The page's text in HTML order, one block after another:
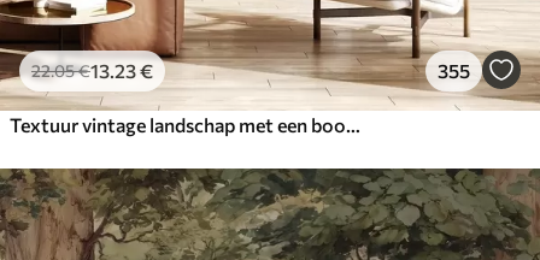
22.05€13 .23€ 355